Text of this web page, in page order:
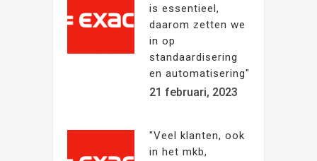
is essentieel,
daarom zetten we
in op
standaardisering
en automatisering"
21 februari, 2023
"Veel klanten, ook
in het mkb,